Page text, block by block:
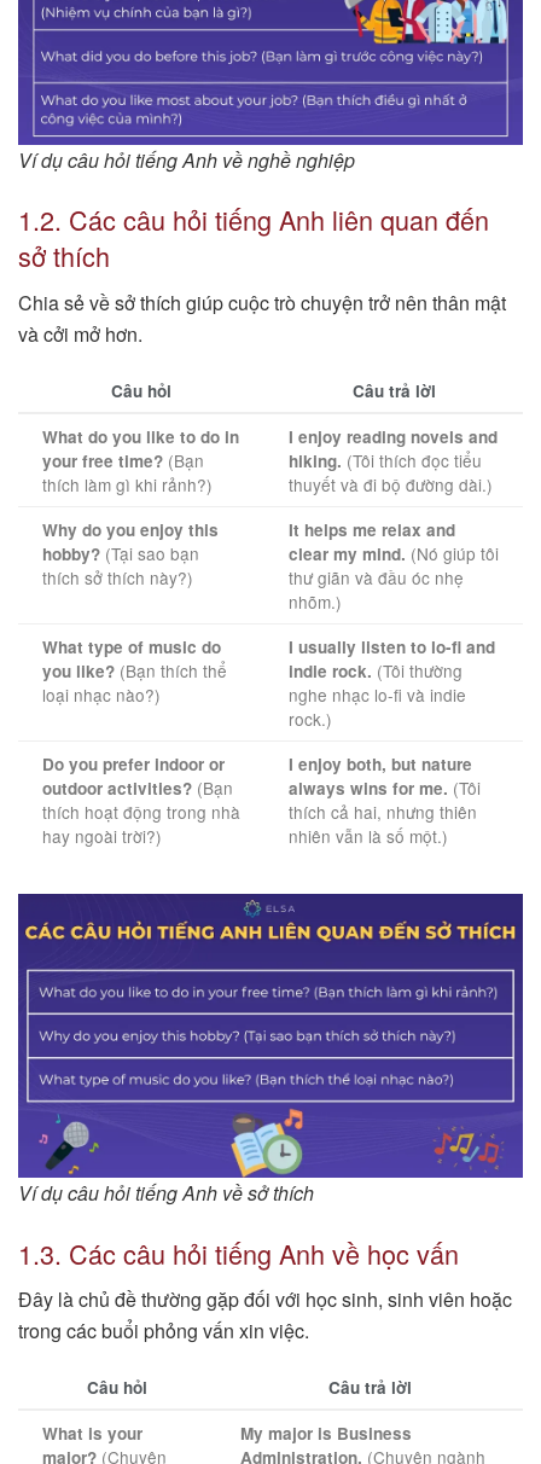
Ví dụ câu hỏi tiếng Anh về nghề nghiệp
1.2. Các câu hỏi tiếng Anh liên quan đến
sở thích
Chia sẻ về sở thích giúp cuộc trò chuyện trở nên thân mật
và cởi mở hơn.
Câu hỏi
Câu trả lời
What do you like to do in
your free time? (Bạn
thích làm gì khi rảnh?)
I enjoy reading novels and
hiking. (Tôi thích đọc tiểu
thuyết và đi bộ đường dài.)
Why do you enjoy this
hobby? (Tại sao bạn
thích sở thích này?)
It helps me relax and
clear my mind. (Nó giúp tôi
thư giãn và đầu óc nhẹ
nhõm.)
What type of music do
you like? (Bạn thích thể
loại nhạc nào?)
I usually listen to lo-fi and
indie rock. (Tôi thường
nghe nhạc lo-fi và indie
rock.)
Do you prefer indoor or
outdoor activities? (Bạn
thích hoạt động trong nhà
hay ngoài trời?)
I enjoy both, but nature
always wins for me. (Tôi
thích cả hai, nhưng thiên
nhiên vẫn là số một.)
Ví dụ câu hỏi tiếng Anh về sở thích
1.3. Các câu hỏi tiếng Anh về học vấn
Đây là chủ đề thường gặp đối với học sinh, sinh viên hoặc
trong các buổi phỏng vấn xin việc.
Câu hỏi
Câu trả lời
What is your
major? (Chuyên
My major is Business
Administration. (Chuyên ngành